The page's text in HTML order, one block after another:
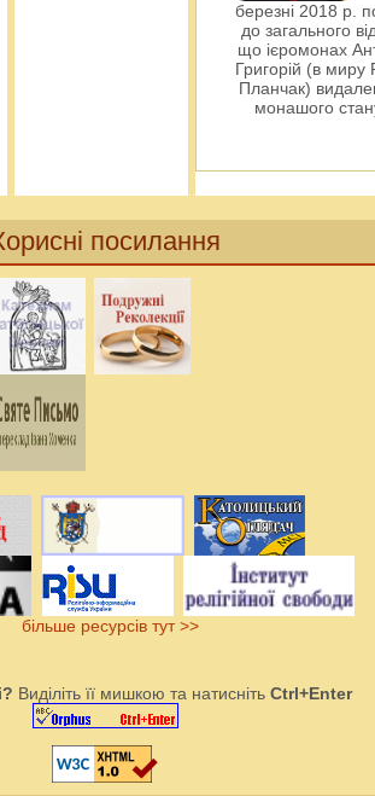
березні 2018 р.
до загального
що ієромонах
Григорій (в миру
Планчак)
монашого
посилання
більше ресурсів тут >>
Виділіть її мишкою та натисніть Ctrl+Enter